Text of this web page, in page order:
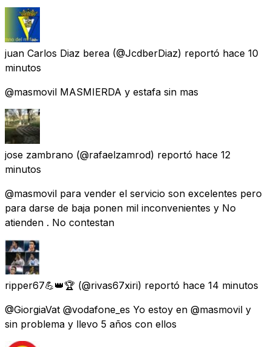
juan Carlos Diaz berea (@JcdberDiaz) reportó hace 10
minutos
@masmovil MASMIERDA y estafa sin mas
jose zambrano (@rafaelzamrod) reportó hace 12
minutos
@masmovil para vender el servicio son excelentes pero
para darse de baja ponen mil inconvenientes y No
atienden . No contestan
ripper67💪👑🏆 (@rivas67xiri) reportó hace 14 minutos
@GiorgiaVat @vodafone_es Yo estoy en @masmovil y
sin problema y llevo 5 años con ellos